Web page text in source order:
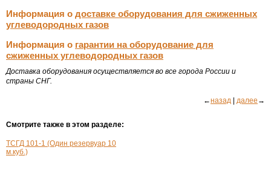
Информация о доставке оборудования для сжиженных
углеводородных газов
Информация о гарантии на оборудование для
сжиженных углеводородных газов
Доставка оборудования осуществляется во все города России и
страны СНГ.
←назад | далее →
Смотрите также в этом разделе:
ТСГД 101-1 (Один резервуар 10
м.куб.)